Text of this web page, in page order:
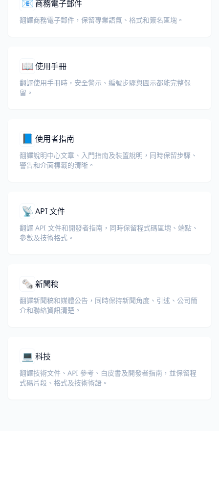
📧 商務電子郵件
翻譯商務電子郵件，保留專業語氣、格式和簽名區塊。
📖使用手冊
翻譯使用手冊時，安全警示、編號步驟與圖示都能完整保
留。
📘 使用者指南
翻譯說明中心文章、入門指南及裝置說明，同時保留步驟、
警告和介面標籤的清晰。
📡 API 文件
翻譯 API 文件和開發者指南，同時保留程式碼區塊、端點、
參數及技術格式。
🗞️新聞稿
翻譯新聞稿和媒體公告，同時保持新聞角度、引述、公司簡
介和聯絡資訊清楚。
💻 科技
翻譯技術文件、API 參考、白皮書及開發者指南，並保留程
式碼片段、格式及技術術語。